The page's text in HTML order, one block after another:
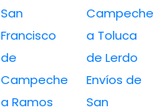
San
Francisco
de
Campeche
a Ramos
Campeche
a Toluca
de Lerdo
Envíos de
San